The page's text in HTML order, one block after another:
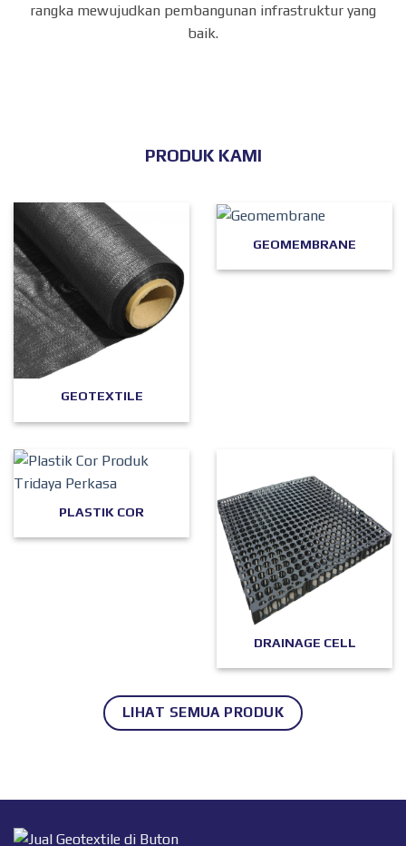
rangka mewujudkan pembangunan infrastruktur yang
baik.
PRODUK KAMI
GEOTEXTILE
GEOMEMBRANE
PLASTIK COR
DRAINAGE CELL
LIHAT SEMUA PRODUK